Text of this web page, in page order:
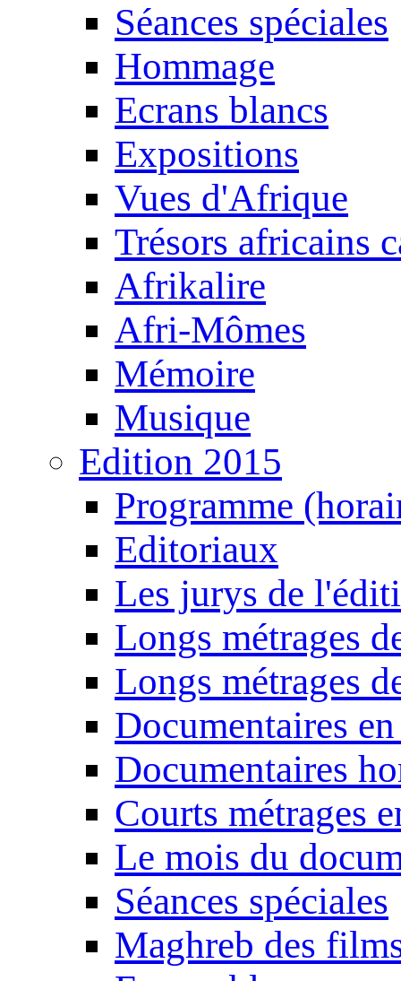
Séances spéciales
Hommage
Ecrans blancs
Expositions
Vues d'Afrique
Trésors africains
Afrikalire
Afri-Mômes
Mémoire
Musique
Edition 2015
Programme
Editoriaux
Les jurys de
Longs métrages
Longs métrages
Documentaires
Documentaires
Courts métrages
Le mois du
Séances spéciales
Maghreb des